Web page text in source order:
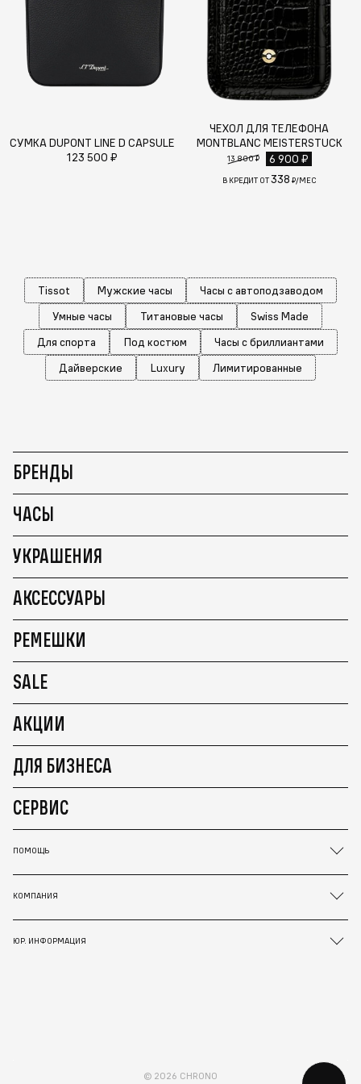
СУМКА DUPONT LINE D CAPSULE
123 500 ₽
ЧЕХОЛ ДЛЯ ТЕЛЕФОНА
MONTBLANC MEISTERSTUCK
13 800 ₽ 6 900 ₽
В КРЕДИТ ОТ338 ₽/МЕС
Tissot Мужские часы
Часы с автоподзаводом
Умные часы
Титановые часы
Swiss Made
Для спорта
Под костюм
Часы с бриллиантами
Дайверские
Luxury Лимитированные
БРЕНДЫ
ЧАСЫ
УКРАШЕНИЯ
АКСЕССУАРЫ
РЕМЕШКИ
SALE
АКЦИИ
ДЛЯ БИЗНЕСА
СЕРВИС
ПОМОЩЬ
КОМПАНИЯ
ЮР. ИНФОРМАЦИЯ
© 2026 CHRONO